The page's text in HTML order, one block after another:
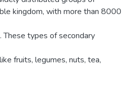
kingdom, with more than 8000
types of secondary
fruits, legumes, nuts, tea,